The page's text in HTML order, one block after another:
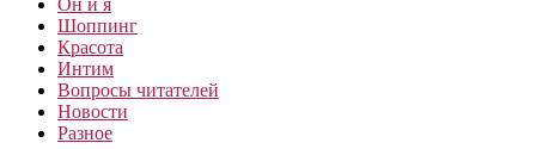
Он и я
Шоппинг
Красота
Интим
Вопросы читателей
Новости
Разное